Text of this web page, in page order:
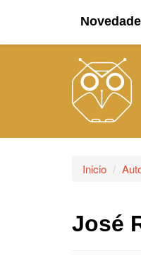
Inicio
José